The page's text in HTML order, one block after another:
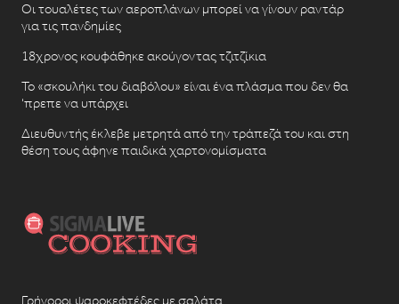
Οι τουαλέτες των αεροπλάνων μπορεί να γίνουν ραντάρ
για τις πανδημίες
18χρονος κουφάθηκε ακούγοντας τζιτζίκια
Το «σκουλήκι του διαβόλου» είναι ένα πλάσμα που δεν θα
‘πρεπε να υπάρχει
Διευθυντής έκλεβε μετρητά από την τράπεζά του και στη
θέση τους άφηνε παιδικά χαρτονομίσματα